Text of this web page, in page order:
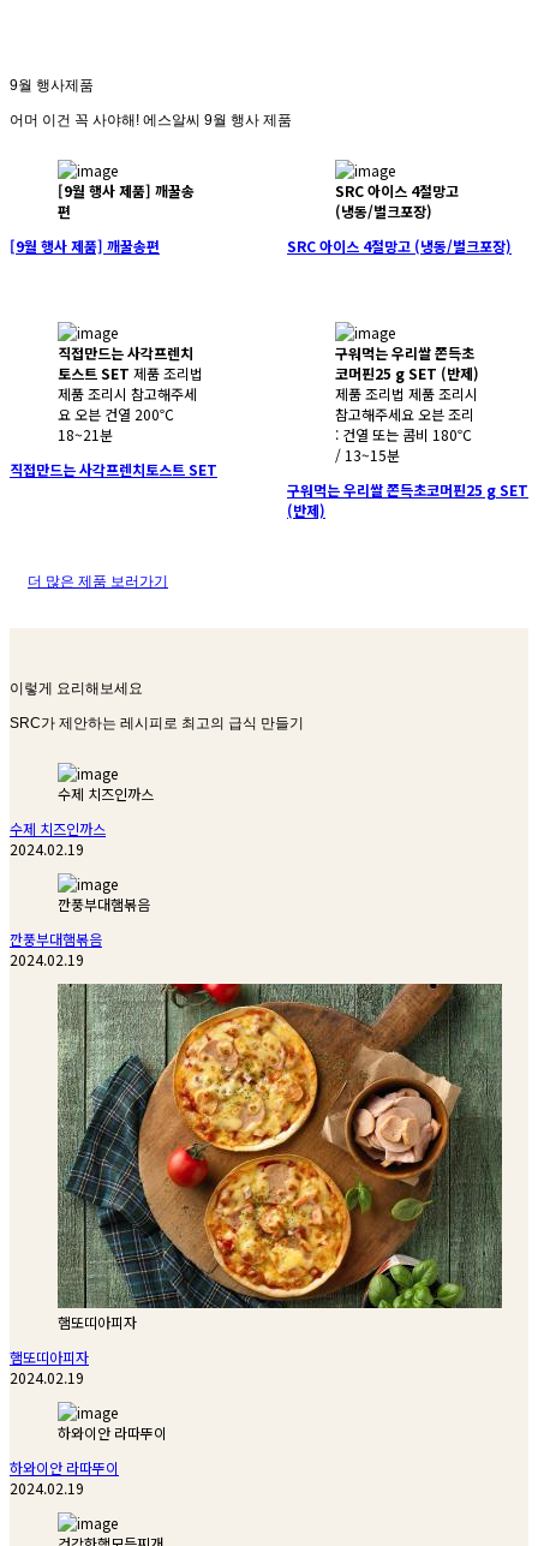
9월 행사제품
어머 이건 꼭 사야해! 에스알씨 9월 행사 제품
[9월 행사 제품] 깨꿀송
편
[9월 행사 제품] 깨꿀송편
SRC 아이스 4절망고
(냉동/벌크포장)
SRC 아이스 4절망고 (냉동/벌크포장)
직접만드는 사각프렌치
토스트 SET 제품 조리법
제품 조리시 참고해주세
요 오븐 건열 200℃
18~21분
직접만드는 사각프렌치토스트 SET
구워먹는 우리쌀 쫀득초
코머핀25 g SET (반제)
제품 조리법 제품 조리시
참고해주세요 오븐 조리
: 건열 또는 콤비 180℃
/ 13~15분
구워먹는 우리쌀 쫀득초코머핀25 g SET
(반제)
더 많은 제품 보러가기
이렇게 요리해보세요
SRC가 제안하는 레시피로 최고의 급식 만들기
수제 치즈인까스
수제 치즈인까스
2024.02.19
깐풍부대햄볶음
깐풍부대햄볶음
2024.02.19
햄또띠아피자
햄또띠아피자
2024.02.19
하와이안 라따뚜이
하와이안 라따뚜이
2024.02.19